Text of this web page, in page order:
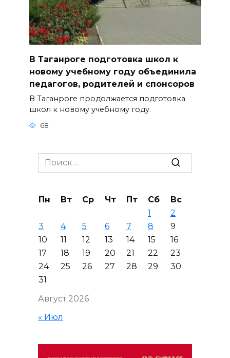
В Таганроге подготовка школ к
новому учебному году объединила
педагогов, родителей и спонсоров
В Таганроге продолжается подготовка
школ к новому учебному году.
68
Search
for:
Август 2026
Пн Вт Ср Чт Пт Сб
Вс
1
2
3
4 5 6 7 8
9
10
11 12 13 14 15
16
17
18 19 20 21 22
23
24
25 26 27 28 29
30
31
« Июл